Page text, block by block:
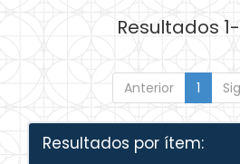
Resultados 1-
Anterior 1
Resultados por ítem: